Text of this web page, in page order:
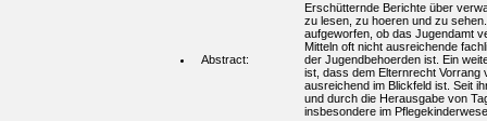
Abstract:
Erschütternde Berichte über
zu lesen, zu hoeren und zu
aufgeworfen, ob das Jugendamt
Mitteln oft nicht ausreichende
der Jugendbehoerden ist. Ein
ist, dass dem Elternrecht Vorrang
ausreichend im Blickfeld ist. Seit
und durch die Herausgabe von
insbesondere im